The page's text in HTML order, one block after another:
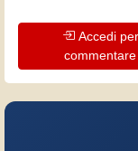
Accedi per
commentare